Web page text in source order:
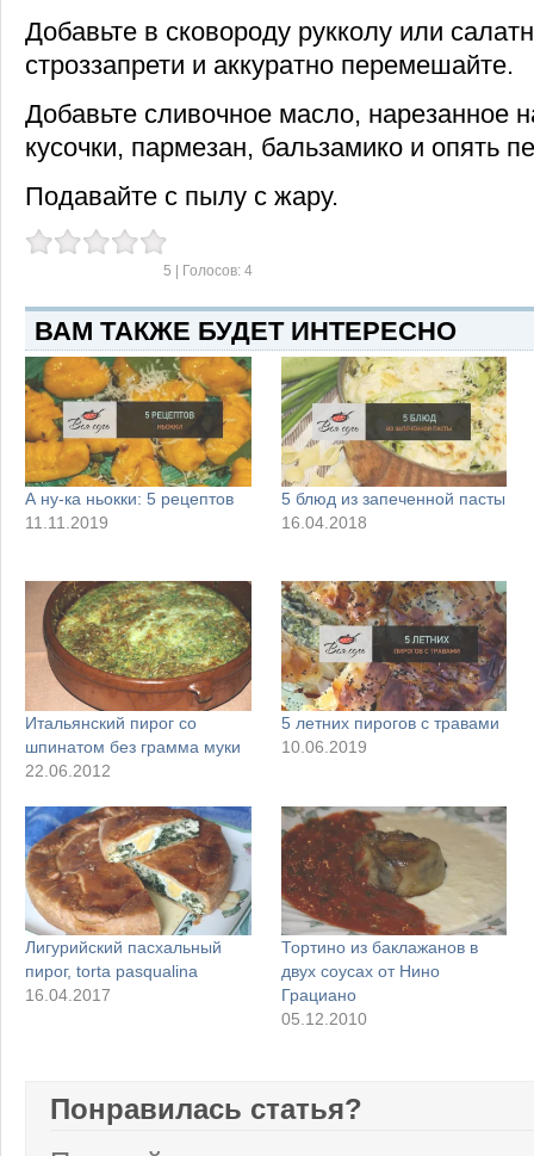
Добавьте в сковороду рукколу или
строззапрети и аккуратно перемешайте.
Добавьте сливочное масло, нарезанное
кусочки, пармезан, бальзамико и опять
Подавайте с пылу с жару.
5 | Голосов: 4
ВАМ ТАКЖЕ БУДЕТ ИНТЕРЕСНО
А ну-ка ньокки: 5 рецептов
11.11.2019
5 блюд из запеченной пасты
16.04.2018
Итальянский пирог со
шпинатом без грамма муки
22.06.2012
5 летних пирогов с травами
10.06.2019
Лигурийский пасхальный
пирог, torta pasqualina
16.04.2017
Тортино из баклажанов в
двух соусах от Нино
Грациано
05.12.2010
Понравилась статья?